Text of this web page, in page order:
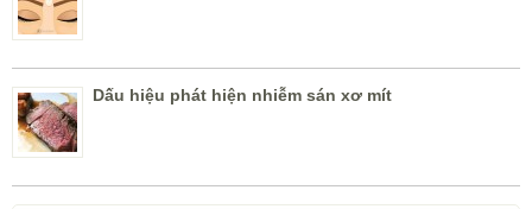
Dấu hiệu phát hiện nhiễm sán xơ mít